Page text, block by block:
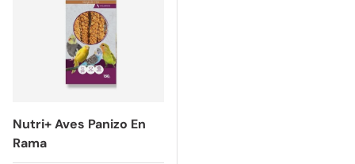
Nutri+ Aves Panizo En
Rama